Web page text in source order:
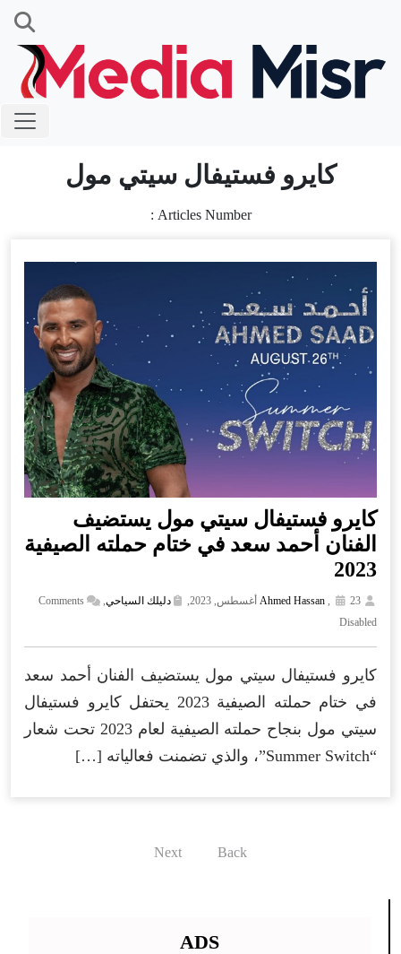
كايرو فستيفال سيتي مول
Articles Number :
كايرو فستيفال سيتي مول يستضيف
الفنان أحمد سعد في ختام حملته الصيفية
2023
Ahmed Hassan 23 أغسطس, 2023, دليلك السياحي
Comments
Disabled
كايرو فستيفال سيتي مول يستضيف الفنان أحمد سعد
في ختام حملته الصيفية 2023 يحتفل كايرو فستيفال
سيتي مول بنجاح حملته الصيفية لعام 2023 تحت شعار
“Summer Switch”، والذي تضمنت فعالياته […]
Back
Next
ADS